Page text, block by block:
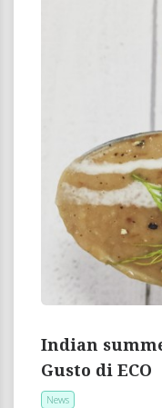
Indian
Gusto di ECO
News